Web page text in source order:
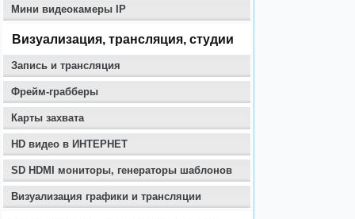
Мини видеокамеры IP
Визуализация, трансляция, студии
Запись и трансляция
Фрейм-грабберы
Карты захвата
HD видео в ИНТЕРНЕТ
SD HDMI мониторы, генераторы шаблонов
Визуализация графики и трансляции